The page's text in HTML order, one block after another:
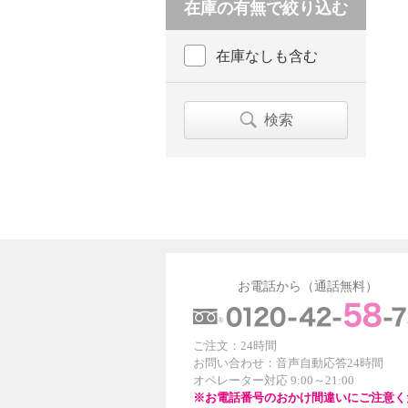
在庫の有無で絞り込む
在庫なしも含む
検索
お電話から（通話無料）
ご注文：24時間
お問い合わせ：音声自動応答24時間
オペレーター対応 9:00～21:00
※お電話番号のおかけ間違いにご注意